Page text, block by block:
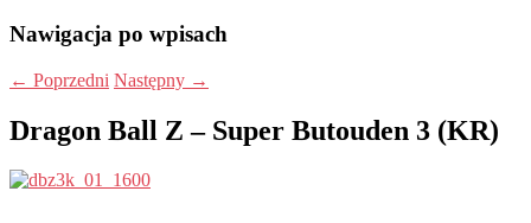
Nawigacja po wpisach
← Poprzedni Następny →
Dragon Ball Z – Super Butouden 3 (KR)